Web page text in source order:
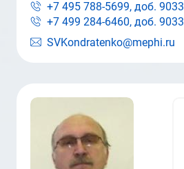
SVKondratenko@mephi.ru
+7 495 788-5699, доб. 9033
+7 499 284-6460, доб. 9033